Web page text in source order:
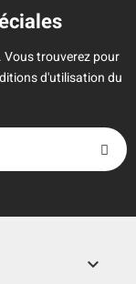
trouverez pour
d'utilisation du
